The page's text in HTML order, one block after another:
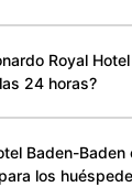
Royal
24 horas?
Baden-Baden
los